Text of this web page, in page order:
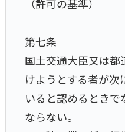
（許可の基準）
第七条
国土交通大臣又は
けようとする者が次
いると認めるとき
ならない。